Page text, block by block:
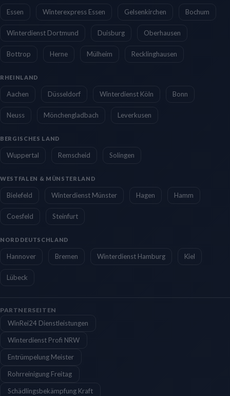
Essen Winterexpress Essen Gelsenkirchen Bochum
Winterdienst Dortmund Duisburg Oberhausen
Bottrop Herne Mülheim Recklinghausen
RHEINLAND
Aachen Düsseldorf Winterdienst Köln Bonn
Neuss Mönchengladbach Leverkusen
BERGISCHES LAND
Wuppertal Remscheid Solingen
WESTFALEN & MÜNSTERLAND
Bielefeld Winterdienst Münster Hagen Hamm
Coesfeld Steinfurt
NORDDEUTSCHLAND
Hannover Bremen Winterdienst Hamburg Kiel
Lübeck
PARTNERSEITEN
WinRei24 Dienstleistungen
Winterdienst Profi NRW
Entrümpelung Meister
Rohrreinigung Freitag
Schädlingsbekämpfung Kraft